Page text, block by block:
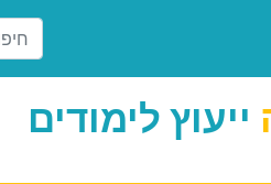
ייעוץ לימודים